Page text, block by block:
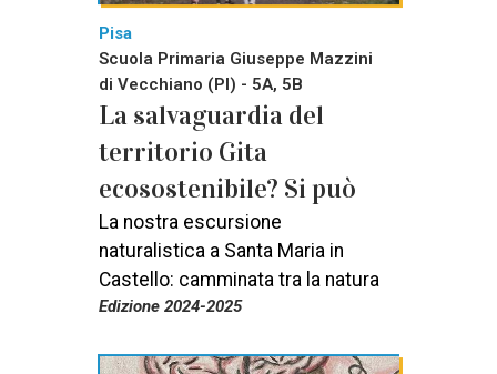
Pisa
Scuola Primaria Giuseppe Mazzini
di Vecchiano (PI) - 5A, 5B
La salvaguardia del
territorio Gita
ecosostenibile? Si può
La nostra escursione
naturalistica a Santa Maria in
Castello: camminata tra la natura
Edizione 2024-2025